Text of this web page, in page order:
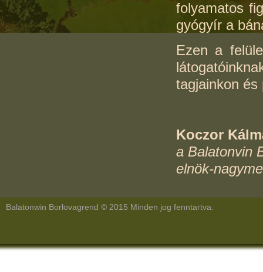
folyamatos
gyógyír a
Ezen a
tagjainkon és
Koczor
a Balatonvin
elnök-
Balatonwin Borlovagrend © 2015 Minden jog fenntartva.